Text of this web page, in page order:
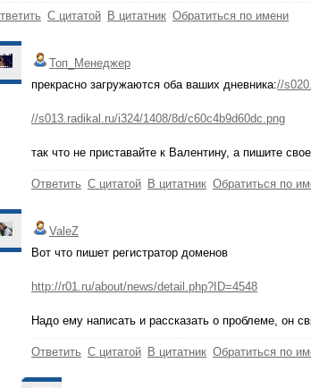
С цитатой В цитатник Обратиться по имени
Топ_Менеджер
прекрасно загружаются оба ваших дневника://
//s013.radikal.ru/i324/1408/8d/c60c4b9d60dc.png
так что не приставайте к Валентину, а пишите
Ответить С цитатой В цитатник Обратиться по
ValeZ
Вот что пишет регистратор доменов
http://r01.ru/about/news/detail.php?ID=4548
Надо ему написать и рассказать о проблеме, он
Ответить С цитатой В цитатник Обратиться по